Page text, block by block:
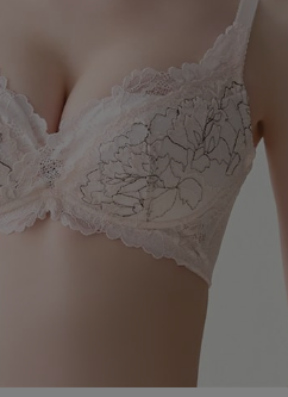
A75
B75 B80